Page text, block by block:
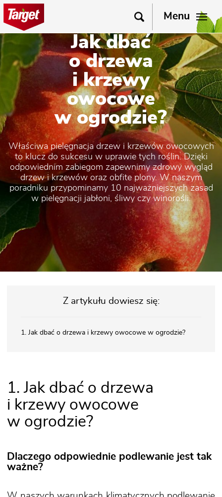
Menu
Jak dbać
o drzewa
i krzewy
owocowe
w ogrodzie?
Właściwa pielęgnacja drzew i krzewów owocowych
to klucz do sukcesu w uprawie tych roślin. Dzięki
odpowiednim zabiegom zapewnimy zdrowy wygląd
drzew i krzewów oraz obfite plony. W naszym
poradniku przypominamy 10 najważniejszych zasad
w pielęgnacji jabłoni, śliwy czy winorośli.
Z artykułu dowiesz się:
1. Jak dbać o drzewa i krzewy owocowe w ogrodzie?
1. Jak dbać o drzewa
i krzewy owocowe
w ogrodzie?
Dlaczego odpowiednie podlewanie jest tak
ważne?